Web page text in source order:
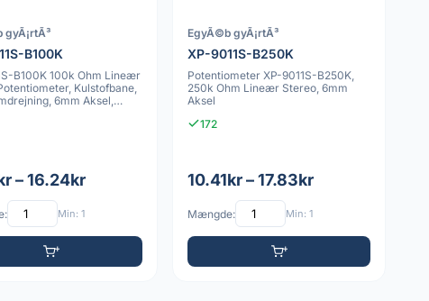
gyÃ¡rtÃ³
B100K
B100K 100k Ohm Lineær
Kulstofbane,
6mm Aksel,
– 16.24kr
Min: 1
EgyÃ©b gyÃ¡rtÃ³
XP-9011S-B250K
Potentiometer XP-9011S-B250K,
250k Ohm Lineær Stereo, 6mm
Aksel
172
10.41kr – 17.83kr
Mængde: Min: 1